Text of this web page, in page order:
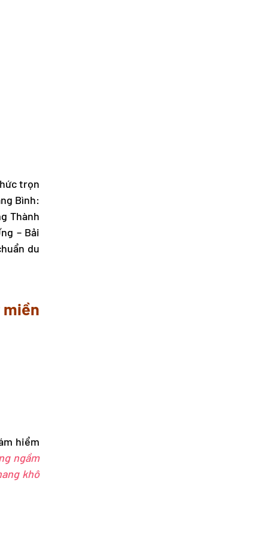
trọn
Bình:
Thành
– Bải
du
hiểm
ngầm
khô